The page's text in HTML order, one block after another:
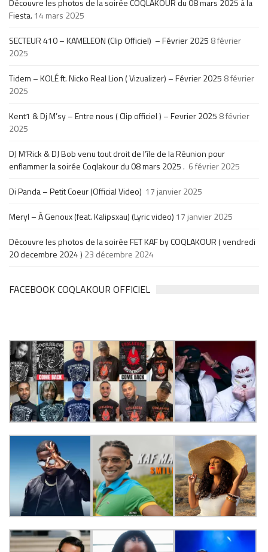
Découvre les photos de la soirée COQLAKOUR du 08 mars 2025 à la
Fiesta. 14 mars 2025
SECTEUR 410 – KAMELEON (Clip Officiel) – Février 2025 8 février
2025
Tidem – KOLÉ ft. Nicko Real Lion ( Vizualizer) – Février 2025 8 février
2025
Kent1 & Dj M’sy – Entre nous ( Clip officiel ) – Fevrier 2025 8 février
2025
DJ M’Rick & DJ Bob venu tout droit de l’île de la Réunion pour
enflammer la soirée Coqlakour du 08 mars 2025 . 6 février 2025
Di Panda – Petit Coeur (Official Video) 17 janvier 2025
Meryl – À Genoux (feat. Kalipsxau) (Lyric video) 17 janvier 2025
Découvre les photos de la soirée FET KAF by COQLAKOUR ( vendredi
20 decembre 2024 ) 23 décembre 2024
FACEBOOK COQLAKOUR OFFICIEL